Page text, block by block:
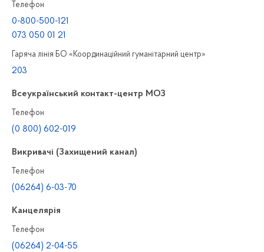
Телефон
0-800-500-121
073 050 01 21
Гаряча лінія БО «Координаційний гуманітарний центр»
203
Всеукраїнський контакт-центр МОЗ
Телефон
(0 800) 602-019
Викривачі (Захищений канал)
Телефон
(06264) 6-03-70
Канцелярiя
Телефон
(06264) 2-04-55